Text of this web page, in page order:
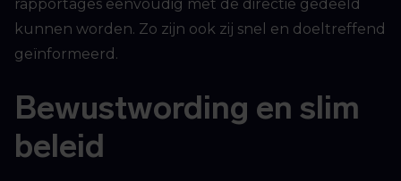
rapportages eenvoudig met de directie gedeeld
kunnen worden. Zo zijn ook zij snel en doeltreffend
geïnformeerd.
Bewustwording en slim
beleid